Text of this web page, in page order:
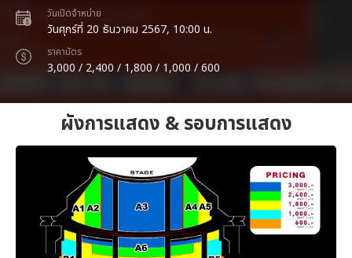
วันเปิดจำหน่าย
วันศุกร์ที่ 20 ธันวาคม 2567, 10:00 น.
ราคาบัตร
3,000 / 2,400 / 1,800 / 1,000 / 600
ผังการแสดง & รอบการแสดง